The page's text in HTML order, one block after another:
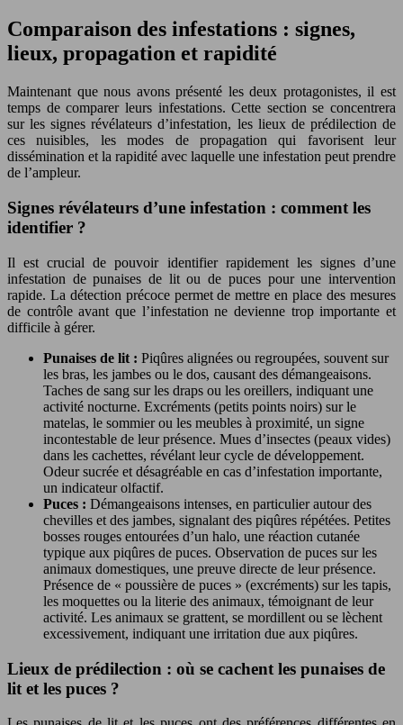
Comparaison des infestations : signes,
lieux, propagation et rapidité
Maintenant que nous avons présenté les deux protagonistes, il est
temps de comparer leurs infestations. Cette section se concentrera
sur les signes révélateurs d’infestation, les lieux de prédilection de
ces nuisibles, les modes de propagation qui favorisent leur
dissémination et la rapidité avec laquelle une infestation peut prendre
de l’ampleur.
Signes révélateurs d’une infestation : comment les
identifier ?
Il est crucial de pouvoir identifier rapidement les signes d’une
infestation de punaises de lit ou de puces pour une intervention
rapide. La détection précoce permet de mettre en place des mesures
de contrôle avant que l’infestation ne devienne trop importante et
difficile à gérer.
Punaises de lit : Piqûres alignées ou regroupées, souvent sur
les bras, les jambes ou le dos, causant des démangeaisons.
Taches de sang sur les draps ou les oreillers, indiquant une
activité nocturne. Excréments (petits points noirs) sur le
matelas, le sommier ou les meubles à proximité, un signe
incontestable de leur présence. Mues d’insectes (peaux vides)
dans les cachettes, révélant leur cycle de développement.
Odeur sucrée et désagréable en cas d’infestation importante,
un indicateur olfactif.
Puces : Démangeaisons intenses, en particulier autour des
chevilles et des jambes, signalant des piqûres répétées. Petites
bosses rouges entourées d’un halo, une réaction cutanée
typique aux piqûres de puces. Observation de puces sur les
animaux domestiques, une preuve directe de leur présence.
Présence de « poussière de puces » (excréments) sur les tapis,
les moquettes ou la literie des animaux, témoignant de leur
activité. Les animaux se grattent, se mordillent ou se lèchent
excessivement, indiquant une irritation due aux piqûres.
Lieux de prédilection : où se cachent les punaises de
lit et les puces ?